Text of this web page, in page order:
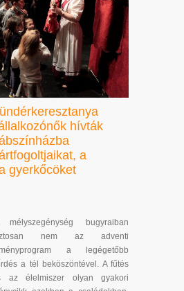
hívták
a
gyerkőcöket
bugyraiban
nem az adventi
a legégetőbb
a tél beköszöntével. A fűtés
az élelmiszer olyan gyakori